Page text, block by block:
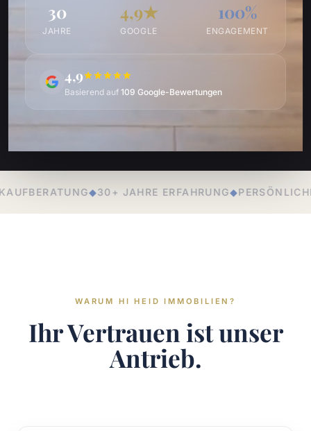
30
JAHRE
4,9★
GOOGLE
100%
ENGAGEMENT
4,9
Basierend auf 109 Google-Bewertungen
ERFAHRUNG◆PERSÖNLICHE BETREUUNG◆LOKALE
WARUM HI HEID IMMOBILIEN?
Ihr Vertrauen ist unser
Antrieb.